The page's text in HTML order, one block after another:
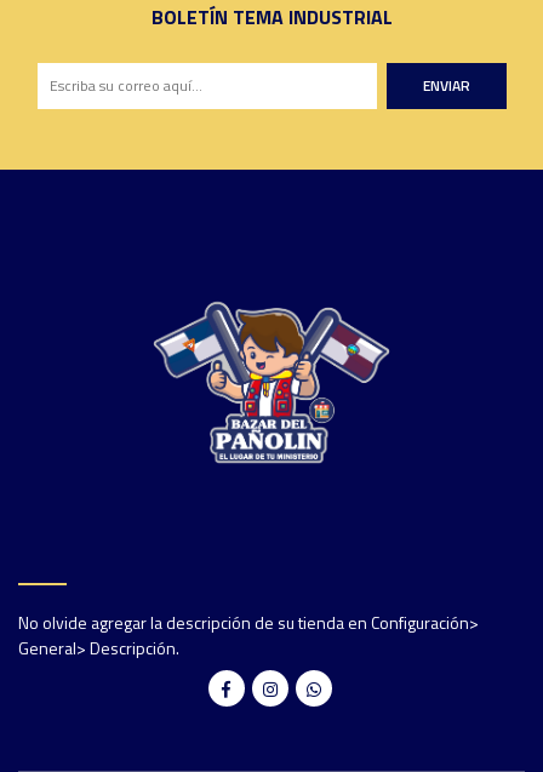
BOLETÍN TEMA INDUSTRIAL
ENVIAR
No olvide agregar la descripción de su tienda en Configuración>
General> Descripción.